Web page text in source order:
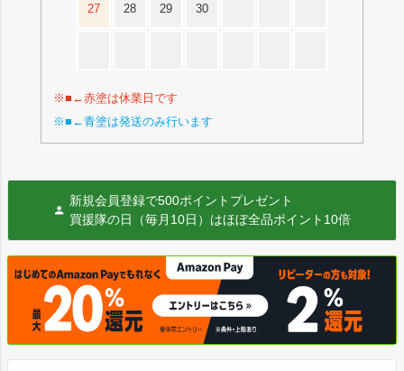
27 28 29 30
※■←赤塗は休業日です
※■←青塗は発送のみ行います
新規会員登録で500ポイントプレゼント
買援隊の日（毎月10日）はほぼ全品ポイント10倍